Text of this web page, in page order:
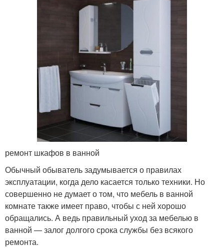
ремонт шкафов в ванной
Обычный обыватель задумывается о правилах
эксплуатации, когда дело касается только техники. Но
совершенно не думает о том, что мебель в ванной
комнате также имеет право, чтобы с ней хорошо
обращались. А ведь правильный уход за мебелью в
ванной — залог долгого срока службы без всякого
ремонта.